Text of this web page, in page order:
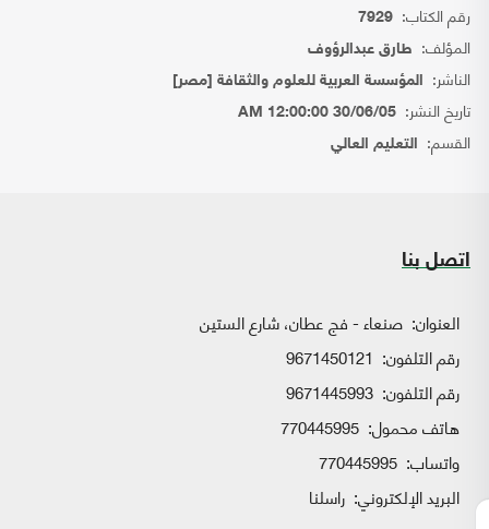
رقم الكتاب: 7929
المؤلف: طارق عبدالرؤوف
الناشر: المؤسسة العربية للعلوم والثقافة [مصر]
تاريخ النشر: 30/06/05 12:00:00 AM
القسم: التعليم العالي
اتصل بنا
العنوان: صنعاء - فج عطان، شارع الستين
رقم التلفون: 9671450121
رقم التلفون: 9671445993
هاتف محمول: 770445995
واتساب:
البريد الإلكتروني: راسلنا